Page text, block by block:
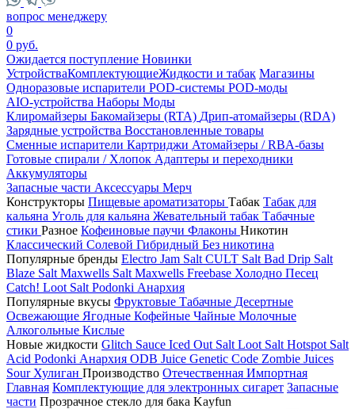
вопрос менеджеру
0
0 руб.
Ожидается поступление Новинки
УстройстваКомплектующиеЖидкости и табак Магазины
Одноразовые испарители POD-системы POD-моды
AIO-устройства Наборы Моды
Клиромайзеры Бакомайзеры (RTA) Дрип-атомайзеры (RDA)
Зарядные устройства Восстановленные товары
Сменные испарители Картриджи Атомайзеры / RBA-базы
Готовые спирали / Хлопок Адаптеры и переходники
Аккумуляторы
Запасные части Аксессуары Мерч
Конструкторы Пищевые ароматизаторы Табак Табак для
кальяна Уголь для кальяна Жевательный табак Табачные
стики Разное Кофеиновые паучи Флаконы Никотин
Классический Солевой Гибридный Без никотина
Популярные бренды Electro Jam Salt CULT Salt Bad Drip Salt
Blaze Salt Maxwells Salt Maxwells Freebase Холодно Песец
Catch! Loot Salt Podonki Анархия
Популярные вкусы Фруктовые Табачные Десертные
Освежающие Ягодные Кофейные Чайные Молочные
Алкогольные Кислые
Новые жидкости Glitch Sauce Iced Out Salt Loot Salt Hotspot Salt
Acid Podonki Анархия ODB Juice Genetic Code Zombie Juices
Sour Хулиган Производство Отечественная Импортная
Главная Комплектующие для электронных сигарет Запасные
части Прозрачное стекло для бака Kayfun